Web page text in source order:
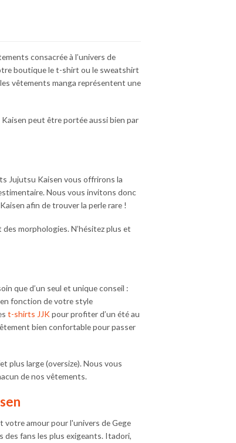
consacrée à l’univers de
boutique le t-shirt ou le sweatshirt
vêtements manga représentent une
peut être portée aussi bien par
Jujutsu Kaisen vous offrirons la
Nous vous invitons donc
afin de trouver la perle rare !
morphologies. N’hésitez plus et
que d’un seul et unique conseil :
fonction de votre style
t-shirts JJKpour profiter d’un été au
bien confortable pour passer
plus large (oversize). Nous vous
de nos vêtements.
amour pour l'univers de Gege
des fans les plus exigeants. Itadori,